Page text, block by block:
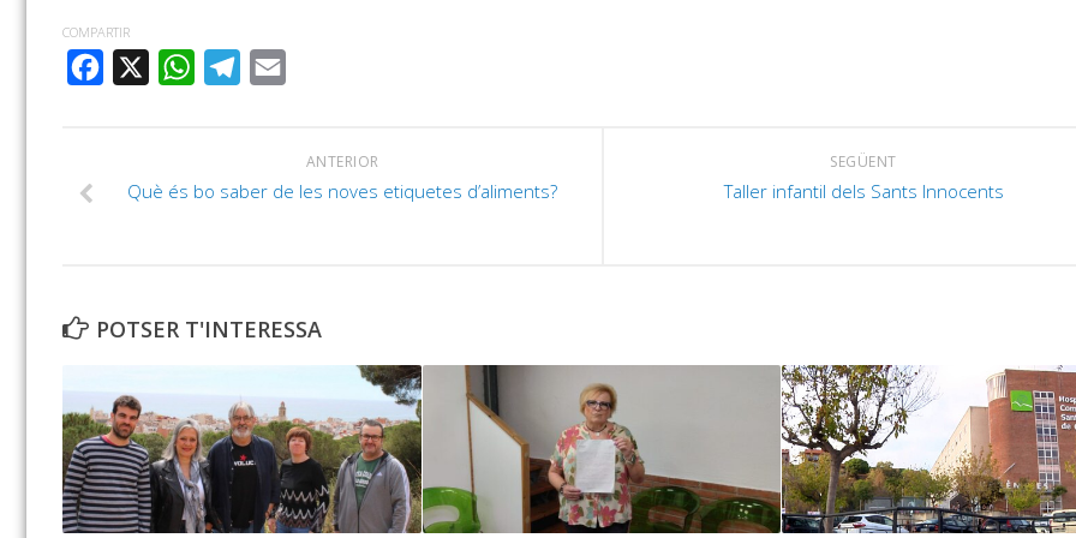
COMPARTIR
FACEBOOK
WHATSAPPTELEGRAM
SEGÜENT
Taller infantil dels Sants Innocents
ANTERIOR
Què és bo saber de les noves etiquetes d’aliments?
POTSER T'INTERESSA